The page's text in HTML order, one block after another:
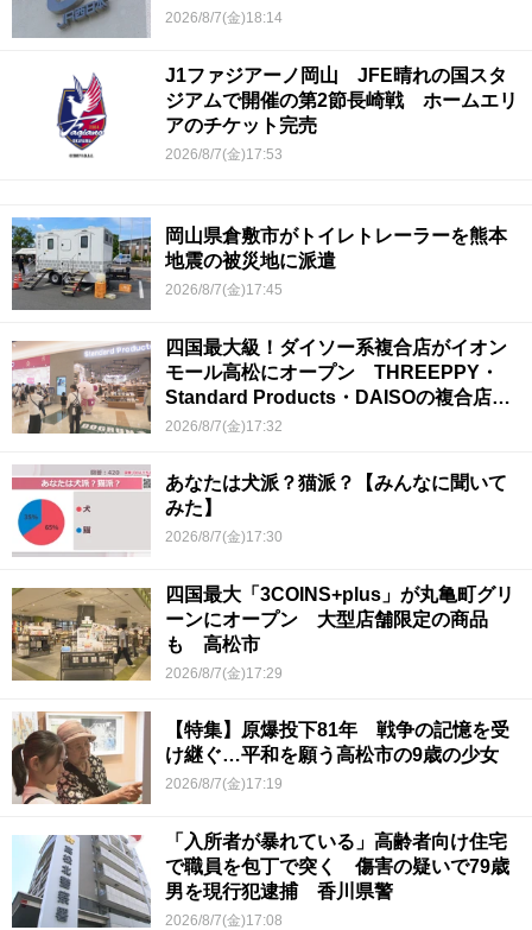
2026/8/7(金)18:14
J1ファジアーノ岡山 JFE晴れの国スタ
ジアムで開催の第2節長崎戦 ホームエリ
アのチケット完売
2026/8/7(金)17:53
岡山県倉敷市がトイレトレーラーを熊本
地震の被災地に派遣
2026/8/7(金)17:45
四国最大級！ダイソー系複合店がイオン
モール高松にオープン THREEPPY・
Standard Products・DAISOの複合店は
香川県初
2026/8/7(金)17:32
あなたは犬派？猫派？【みんなに聞いて
みた】
2026/8/7(金)17:30
四国最大「3COINS+plus」が丸亀町グリ
ーンにオープン 大型店舗限定の商品
も 高松市
2026/8/7(金)17:29
【特集】原爆投下81年 戦争の記憶を受
け継ぐ…平和を願う高松市の9歳の少女
2026/8/7(金)17:19
「入所者が暴れている」高齢者向け住宅
で職員を包丁で突く 傷害の疑いで79歳
男を現行犯逮捕 香川県警
2026/8/7(金)17:08